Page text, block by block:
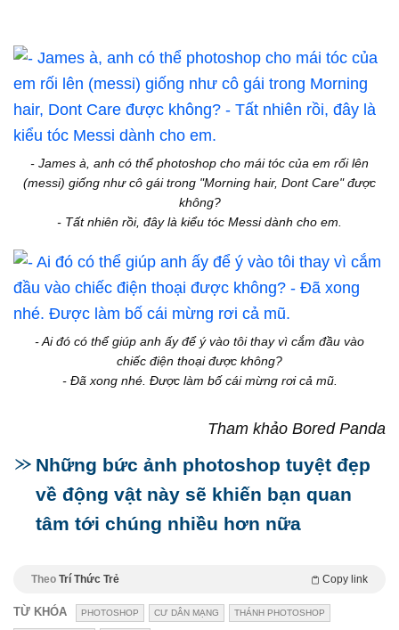
- James à, anh có thể photoshop cho mái tóc của em rối lên
(messi) giống như cô gái trong "Morning hair, Dont Care" được
không?
- Tất nhiên rồi, đây là kiểu tóc Messi dành cho em.
- Ai đó có thể giúp anh ấy để ý vào tôi thay vì cắm đầu vào
chiếc điện thoại được không?
- Đã xong nhé. Được làm bố cái mừng rơi cả mũ.
Tham khảo Bored Panda
Những bức ảnh photoshop tuyệt đẹp
về động vật này sẽ khiến bạn quan
tâm tới chúng nhiều hơn nữa
Theo Trí Thức Trẻ Copy link
TỪ KHÓA PHOTOSHOP CƯ DÂN MẠNG THÁNH PHOTOSHOP